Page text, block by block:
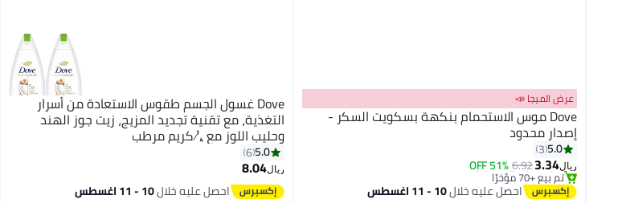
عرض الميجا 📣
Dove موس الاستحمام بنكهة بسكويت السكر -
إصدار محدود
5.0
3
ريال3.34
6.92
51% OFF
#49 في مستحضرات غسل الجسم
أقل سعر في 30 يوم
تم بيع +70 مؤخرًا
#49 في مستحضرات غسل الجسم احصل عليه خلال10 - 11 اغسطس
Dove غسول الجسم طقوس الاستعادة من أسرار
التغذية، مع تقنية تجديد المزيج، زيت جوز الهند
وحليب اللوز مع ¼ كريم مرطب
5.0
6
ريال8.04
احصل عليه خلال10 - 11 اغسطس